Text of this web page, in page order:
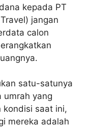
kepada PT
jangan
calon
satu-satunya
umrah yang
kondisi saat ini,
mereka adalah